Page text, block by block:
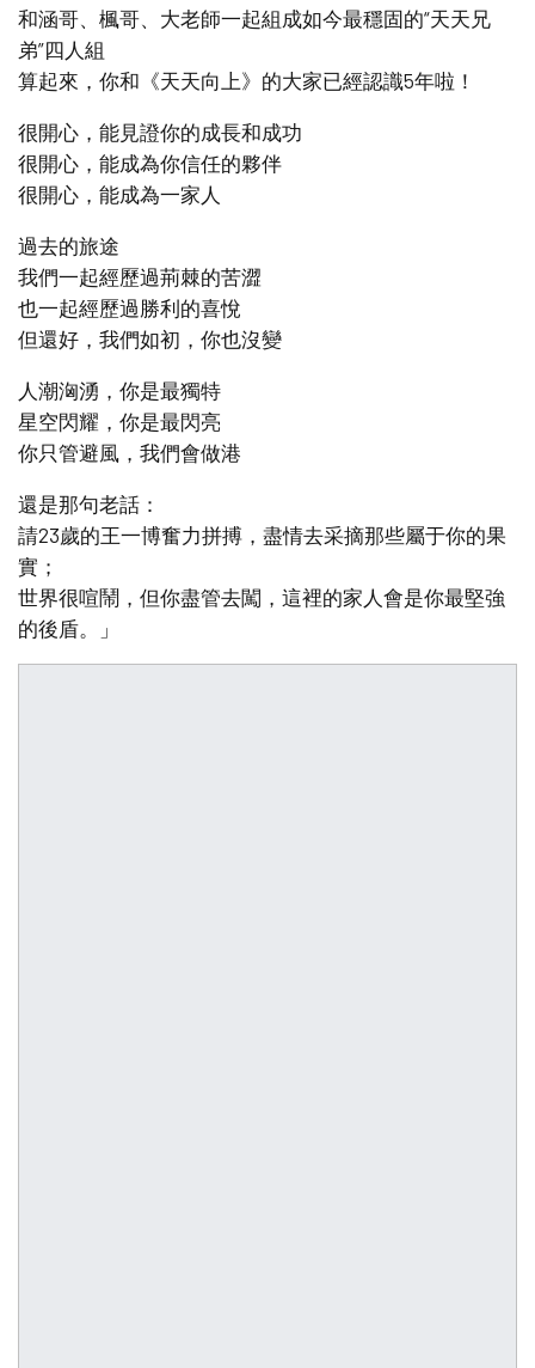
和涵哥、楓哥、大老師一起組成如今最穩固的“天天兄
弟”四人組
算起來，你和《天天向上》的大家已經認識5年啦！
很開心，能見證你的成長和成功
很開心，能成為你信任的夥伴
很開心，能成為一家人
過去的旅途
我們一起經歷過荊棘的苦澀
也一起經歷過勝利的喜悅
但還好，我們如初，你也沒變
人潮洶湧，你是最獨特
星空閃耀，你是最閃亮
你只管避風，我們會做港
還是那句老話：
請23歲的王一博奮力拼搏，盡情去采摘那些屬于你的果
實；
世界很喧鬧，但你盡管去闖，這裡的家人會是你最堅強
的後盾。」